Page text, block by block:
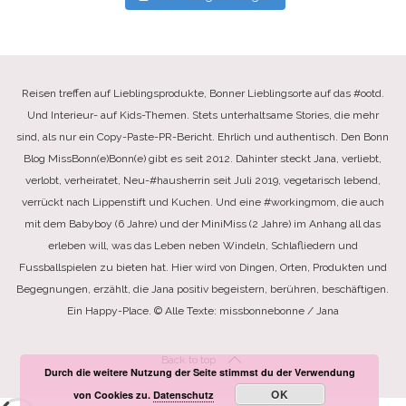
Reisen treffen auf Lieblingsprodukte, Bonner Lieblingsorte auf das #ootd.
Und Interieur- auf Kids-Themen. Stets unterhaltsame Stories, die mehr
sind, als nur ein Copy-Paste-PR-Bericht. Ehrlich und authentisch. Den Bonn
Blog MissBonn(e)Bonn(e) gibt es seit 2012. Dahinter steckt Jana, verliebt,
verlobt, verheiratet, Neu-#hausherrin seit Juli 2019, vegetarisch lebend,
verrückt nach Lippenstift und Kuchen. Und eine #workingmom, die auch
mit dem Babyboy (6 Jahre) und der MiniMiss (2 Jahre) im Anhang all das
erleben will, was das Leben neben Windeln, Schlafliedern und
Fussballspielen zu bieten hat. Hier wird von Dingen, Orten, Produkten und
Begegnungen, erzählt, die Jana positiv begeistern, berühren, beschäftigen.
Ein Happy-Place. © Alle Texte: missbonnebonne / Jana
Back to top
Durch die weitere Nutzung der Seite stimmst du der Verwendung
von Cookies zu.Datenschutz OK